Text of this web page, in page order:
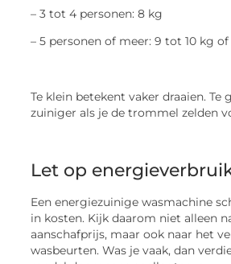
– 3 tot 4 personen: 8 kg
– 5 personen of meer: 9 tot 10 kg
Te klein betekent vaker draaien.
zuiniger als je de trommel zelden
Let op
Een energiezuinige wasmachine
in kosten. Kijk daarom niet alleen
aanschafprijs, maar ook naar het
wasbeurten. Was je vaak, dan